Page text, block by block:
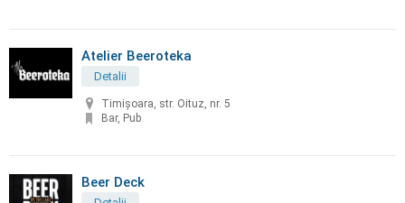
Atelier Beeroteka
Detalii
Timișoara, str. Oituz, nr. 5
Bar, Pub
Beer Deck